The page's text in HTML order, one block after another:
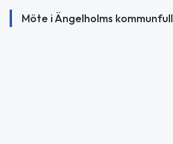
Möte i Ängelholms